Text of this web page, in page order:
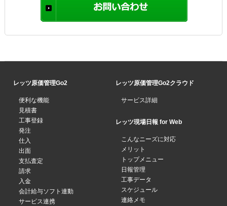
レッツ原価管理Go2
便利な機能
見積書
工事登録
発注
仕入
出面
支払査定
請求
入金
会計給与ソフト連動
サービス連携
レッツ原価管理Go2クラウド
サービス詳細
レッツ現場日報 for Web
こんなニーズに対応
メリット
トップメニュー
日報管理
工事データ
スケジュール
連絡メモ